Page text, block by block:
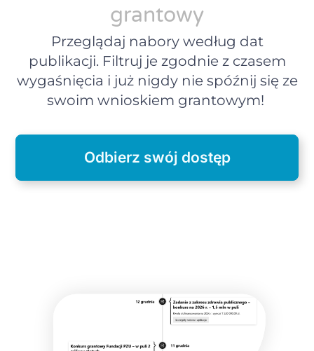
grantowy
Przeglądaj nabory według dat
publikacji. Filtruj je zgodnie z czasem
wygaśnięcia i już nigdy nie spóźnij się ze
swoim wnioskiem grantowym!
Odbierz swój dostęp